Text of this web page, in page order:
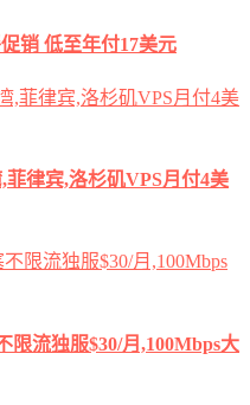
销 低至年付17美元
律宾,洛杉矶VPS月付4美
限流独服$30/月,100Mbps大